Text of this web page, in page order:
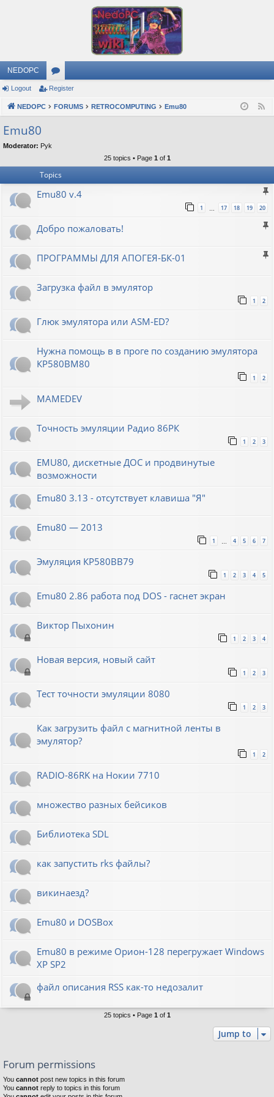
NEDOPC
or
u
Logout Register
NEDOPC FORUMS RETROCOMPUTING Emu80
Emu80
Moderator: Pyk
25 topics • Page 1 of 1
Topics
Emu80 v.4
1 … 17 18 19 20
Добро пожаловать!
ПРОГРАММЫ ДЛЯ АПОГЕЯ-БК-01
Загрузка файл в эмулятор
1 2
Глюк эмулятора или ASM-ED?
Нужна помощь в в проге по созданию эмулятора
КР580ВМ80
1 2
MAMEDEV
Точность эмуляции Радио 86РК
1 2 3
EMU80, дискетные ДОС и продвинутые
возможности
Emu80 3.13 - отсутствует клавиша "Я"
Emu80 — 2013
1 4 5 6 7
Эмуляция КР580ВВ79
1 2 3 4 5
Emu80 2.86 работа под DOS - гаснет экран
Виктор Пыхонин
1 2 3 4
Новая версия, новый сайт
1 2 3
Тест точности эмуляции 8080
1 2 3
Как загрузить файл с магнитной ленты в
эмулятор?
1 2
RADIO-86RK на Нокии 7710
множество разных бейсиков
Библиотека SDL
как запустить rks файлы?
викинаезд?
Emu80 и DOSBox
Emu80 в режиме Орион-128 перегружает Windows
XP SP2
файл описания RSS как-то недозалит
25 topics • Page 1 of 1
Jump to
Forum permissions
You cannot post new topics in this forum
You cannot reply to topics in this forum